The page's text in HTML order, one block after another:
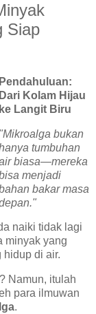
Siap
Pendahuluan:
Dari Kolam Hijau
ke Langit Biru
"Mikroalga bukan
tumbuhan
biasa—mereka
menjadi
bakar masa
naiki tidak lagi
minyak yang
di air.
Namun, itulah
para ilmuwan
.